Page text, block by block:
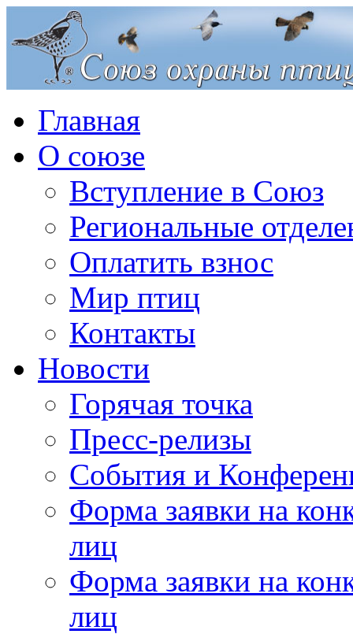
Главная
О союзе
Вступление в Союз
Региональные
Оплатить взнос
Мир птиц
Контакты
Новости
Горячая точка
Пресс-релизы
События и
Форма заявки на
лиц
Форма заявки на
лиц